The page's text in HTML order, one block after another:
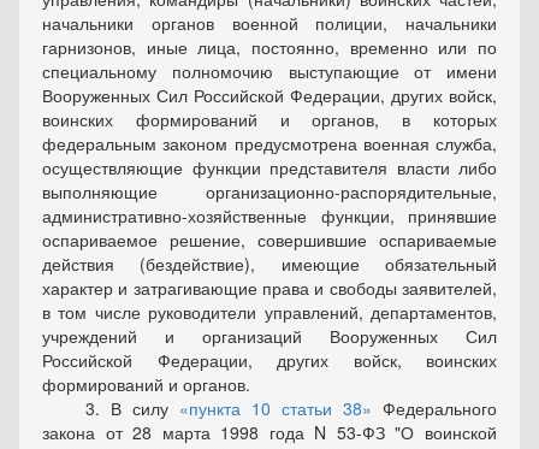
начальники органов военной полиции, начальники
гарнизонов, иные лица, постоянно, временно или по
специальному полномочию выступающие от имени
Вооруженных Сил Российской Федерации, других войск,
воинских формирований и органов, в которых
федеральным законом предусмотрена военная служба,
осуществляющие функции представителя власти либо
выполняющие организационно-распорядительные,
административно-хозяйственные функции, принявшие
оспариваемое решение, совершившие оспариваемые
действия (бездействие), имеющие обязательный
характер и затрагивающие права и свободы заявителей,
в том числе руководители управлений, департаментов,
учреждений и организаций Вооруженных Сил
Российской Федерации, других войск, воинских
формирований и органов.
3. В силу
пункта 10 статьи 38
Федерального
закона от 28 марта 1998 года N 53-ФЗ "О воинской